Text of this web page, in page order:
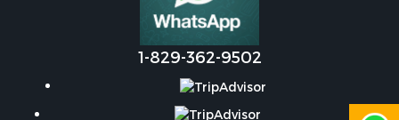
1-829-362-9502